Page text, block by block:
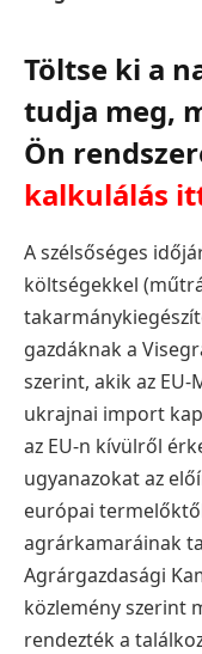
Töltse ki a
tudja meg,
Ön
kalkulálás
A szélsőséges
költségekkel
gazdáknak a
szerint, akik az
ukrajnai import
az EU-n kívülről
ugyanazokat az
európai
agrárkamaráinak
Agrárgazdasági
közlemény szerint
rendezték a